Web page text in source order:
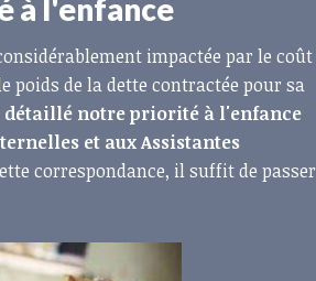
à l'enfance
impactée par le coût
poids de la dette contractée pour sa
détaillé notre priorité à l'enfance
et aux Assistantes
correspondance, il suffit de passer